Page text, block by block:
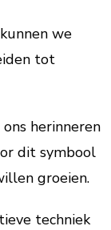
we
tot
herinneren
dit symbool
groeien.
techniek